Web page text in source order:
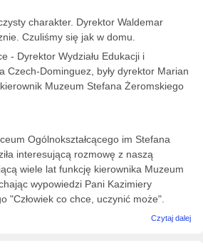
charakter. Dyrektor Waldemar
Czuliśmy się jak w domu.
- Dyrektor Wydziału Edukacji i
Dominguez, były dyrektor Marian
Muzeum Stefana Żeromskiego
Ogólnokształcącego im Stefana
interesującą rozmowę z naszą
wiele lat funkcję kierownika Muzeum
wypowiedzi Pani Kazimiery
"Człowiek co chce, uczynić może".
Czytaj dalejwpis